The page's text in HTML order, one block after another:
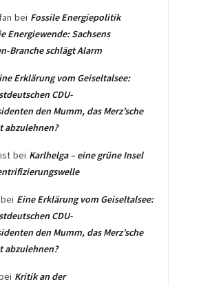
bei Fossile Energiepolitik
Energiewende: Sachsens
Branche schlägt Alarm
Erklärung vom Geiseltalsee:
CDU-
den Mumm, das Merz’sche
abzulehnen?
bei Karlhelga – eine grüne Insel
bei Eine Erklärung vom Geiseltalsee:
CDU-
den Mumm, das Merz’sche
abzulehnen?
Kritik an der